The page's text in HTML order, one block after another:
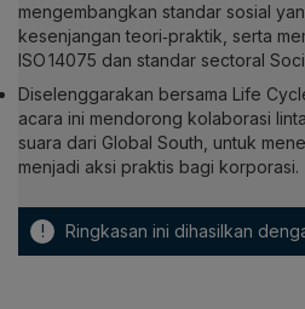
mengembangkan standar sosial
kesenjangan teori‑praktik, serta
ISO 14075 dan standar sectoral
Diselenggarakan bersama Life
acara ini mendorong kolaborasi
suara dari Global South, untuk
menjadi aksi praktis bagi korporasi.
! Ringkasan ini dihasilkan